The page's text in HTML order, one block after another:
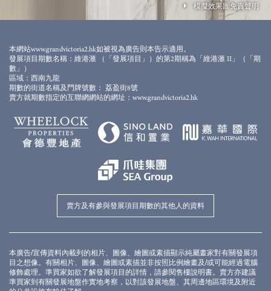
模擬效果圖免責聲明
觀、外觀或周邊環境。模擬效果圖及上述的設施、裝置、裝修物料、設備、裝飾物、植
物、園景及其他物件等未必會在落成後的發展項目期數或其附近出現。模擬效果圖内的
顔色、用料、裝置、裝修物料、設備、裝飾物、植物、園景及其他物件等並非交樓標
準，未必會在實際發展項目期數或其任何部分出現。發展項目期數外牆、平台及天台可
能存在之喉管、管綫、冷氣機及格柵等及周邊環境及建築物並無完全顯示。賣方建議準
買家到有關發展地盤作實地考察，以對該發展地盤、其周邊地區環境及附近的公共設施
有較佳了解。模擬效果圖及本廣告/宣傳資料並不構成亦不得被詮釋成賣方就發展項目期
時改動建築物圖則及其他圖則，發展項目及/或期數之設計以政府相關部門取後批准之圖
則為準。
每個住宅物業的實用面積以及構成住宅物業的一部份的範圍內的露台、工作平台及陽台
（如有）之樓面面積，是按照《一手住宅物業銷售條例》第8條計算得出的。在構成住宅
《一手住宅物業銷售條例》附表2第2部計算得出的。實用面積及其他指明項目的面積
（不計算入實用面積）的詳情，請參閱售樓說明書。
圖則經簡化處理，僅供參考，賣方保留權利改動建築圖則及其他圖則。期數及發展項目
方亦建議準買家到有關發展地盤作實地考察，以對發展項目地盤、其周邊地區環境及附
近的公共設施有較佳了解。
本網站www.grandvictoria2.hk如被視為廣告則本告示適用。
發展項目期數名稱：維港滙 （「發展項目」）的第2期稱為「維港滙 II」（「期
數」）
區域：西南九龍
期數的街道名稱及門牌號數： 荔盈街8號
賣方就期數指定的互聯網網站的網址：www.grandvictoria2.hk
賣方及有參與發展項目期數的其他人的資料
本廣告/宣傳資料內載列的相片、圖像、繪圖或素描顯示純屬畫家對有關發展項
目之想像。有關相片、圖像、繪圖或素描並非按照比例繪畫及/或可能經過電腦
修飾處理。準買家如欲了解發展項目的詳情，請參閱售樓說明書。賣方亦建議
準買家到有關發展地盤作實地考察，以對該發展地盤、其周邊地區環境及附近